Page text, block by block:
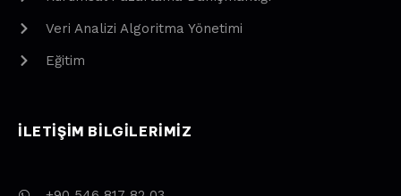
Veri Analizi Algoritma Yönetimi
Eğitim
ILETIŞIM BILGILERIMIZ